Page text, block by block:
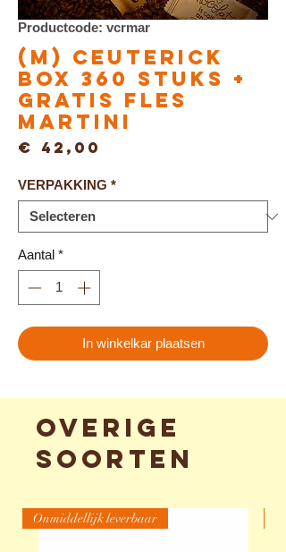
Productcode: vcrmar
(M) Ceuterick
BOX 360 STUKS +
GRATIS FLES
MARTINI
€ 42,00
VERPAKKING *
Aantal *
In winkelkar plaatsen
Overige
soorten
Onmiddellijk leverbaar